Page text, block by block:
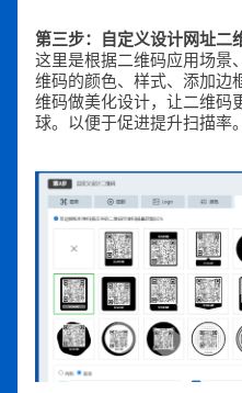
第三步：自定义设计网址二
这里是根据二维码应用场景
维码的颜色、样式、添加
维码做美化设计，让二维码
球。以便于促进提升扫描率。